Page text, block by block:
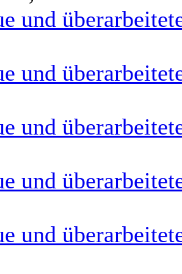
und
und
und
und
und